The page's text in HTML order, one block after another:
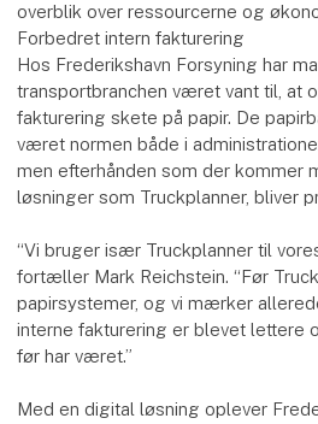
overblik over ressourcerne og
Forbedret intern fakturering
Hos Frederikshavn Forsyning har
transportbranchen været vant til, at
fakturering skete på papir. De
været normen både i
men efterhånden som der kommer
løsninger som Truckplanner, bliver
“Vi bruger især Truckplanner til
fortæller Mark Reichstein. “Før
papirsystemer, og vi mærker
interne fakturering er blevet lettere
før har været.”
Med en digital løsning oplever